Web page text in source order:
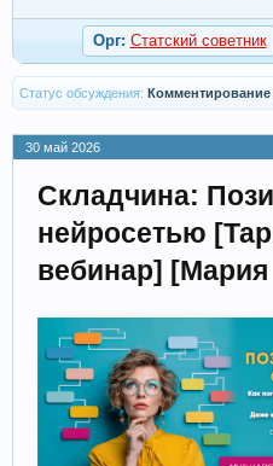
Орг: Статский советник
Статус обсуждения: Комментирование
30 май 2026
Складчина:
нейросетью
вебинар] [Мария